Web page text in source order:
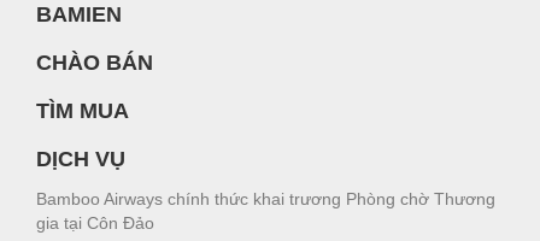
BAMIEN
CHÀO BÁN
TÌM MUA
DỊCH VỤ
Bamboo Airways chính thức khai trương Phòng chờ Thương
gia tại Côn Đảo